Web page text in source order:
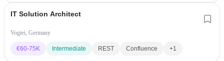
IT Solution Architect
Vogtei, Germany
€60-75K Intermediate REST Confluence +1